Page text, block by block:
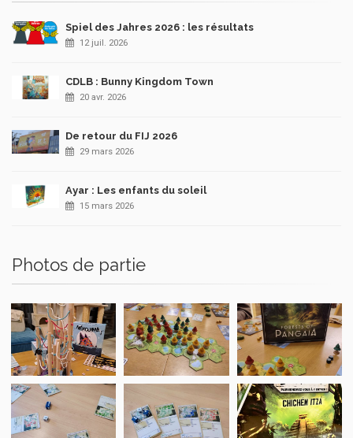
Spiel des Jahres 2026 : les résultats
12 juil. 2026
CDLB : Bunny Kingdom Town
20 avr. 2026
De retour du FIJ 2026
29 mars 2026
Ayar : Les enfants du soleil
15 mars 2026
Photos de partie